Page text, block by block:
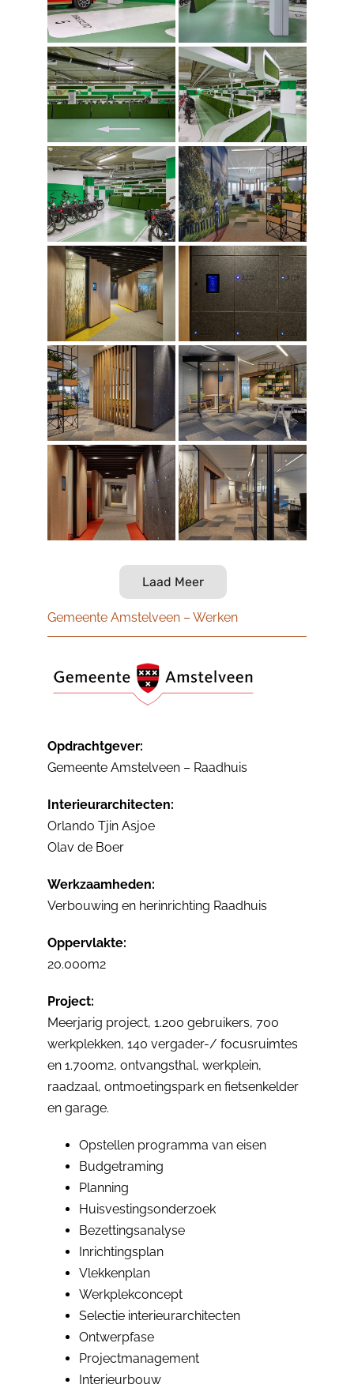
Laad Meer
Gemeente Amstelveen – Werken
Opdrachtgever:
Gemeente Amstelveen – Raadhuis
Interieurarchitecten:
Orlando Tjin Asjoe
Olav de Boer
Werkzaamheden:
Verbouwing en herinrichting Raadhuis
Oppervlakte:
20.000m2
Project:
Meerjarig project, 1.200 gebruikers, 700
werkplekken, 140 vergader-/ focusruimtes
en 1.700m2, ontvangsthal, werkplein,
raadzaal, ontmoetingspark en fietsenkelder
en garage.
Opstellen programma van eisen
Budgetraming
Planning
Huisvestingsonderzoek
Bezettingsanalyse
Inrichtingsplan
Vlekkenplan
Werkplekconcept
Selectie interieurarchitecten
Ontwerpfase
Projectmanagement
Interieurbouw